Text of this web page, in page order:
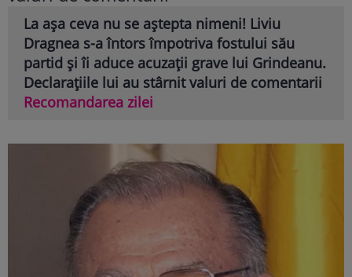
La așa ceva nu se aștepta nimeni! Liviu
Dragnea s-a întors împotriva fostului său
partid și îi aduce acuzații grave lui Grindeanu.
Declarațiile lui au stârnit valuri de comentarii
Recomandarea zilei